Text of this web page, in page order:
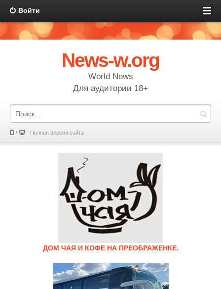
Войти
News-w.org
World News
Для аудитории 18+
Полная версия сайта
ДОМ ЧАЯ И КОФЕ НА ПРЕОБРАЖЕНКЕ.